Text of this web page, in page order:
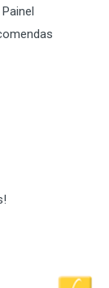
Painel